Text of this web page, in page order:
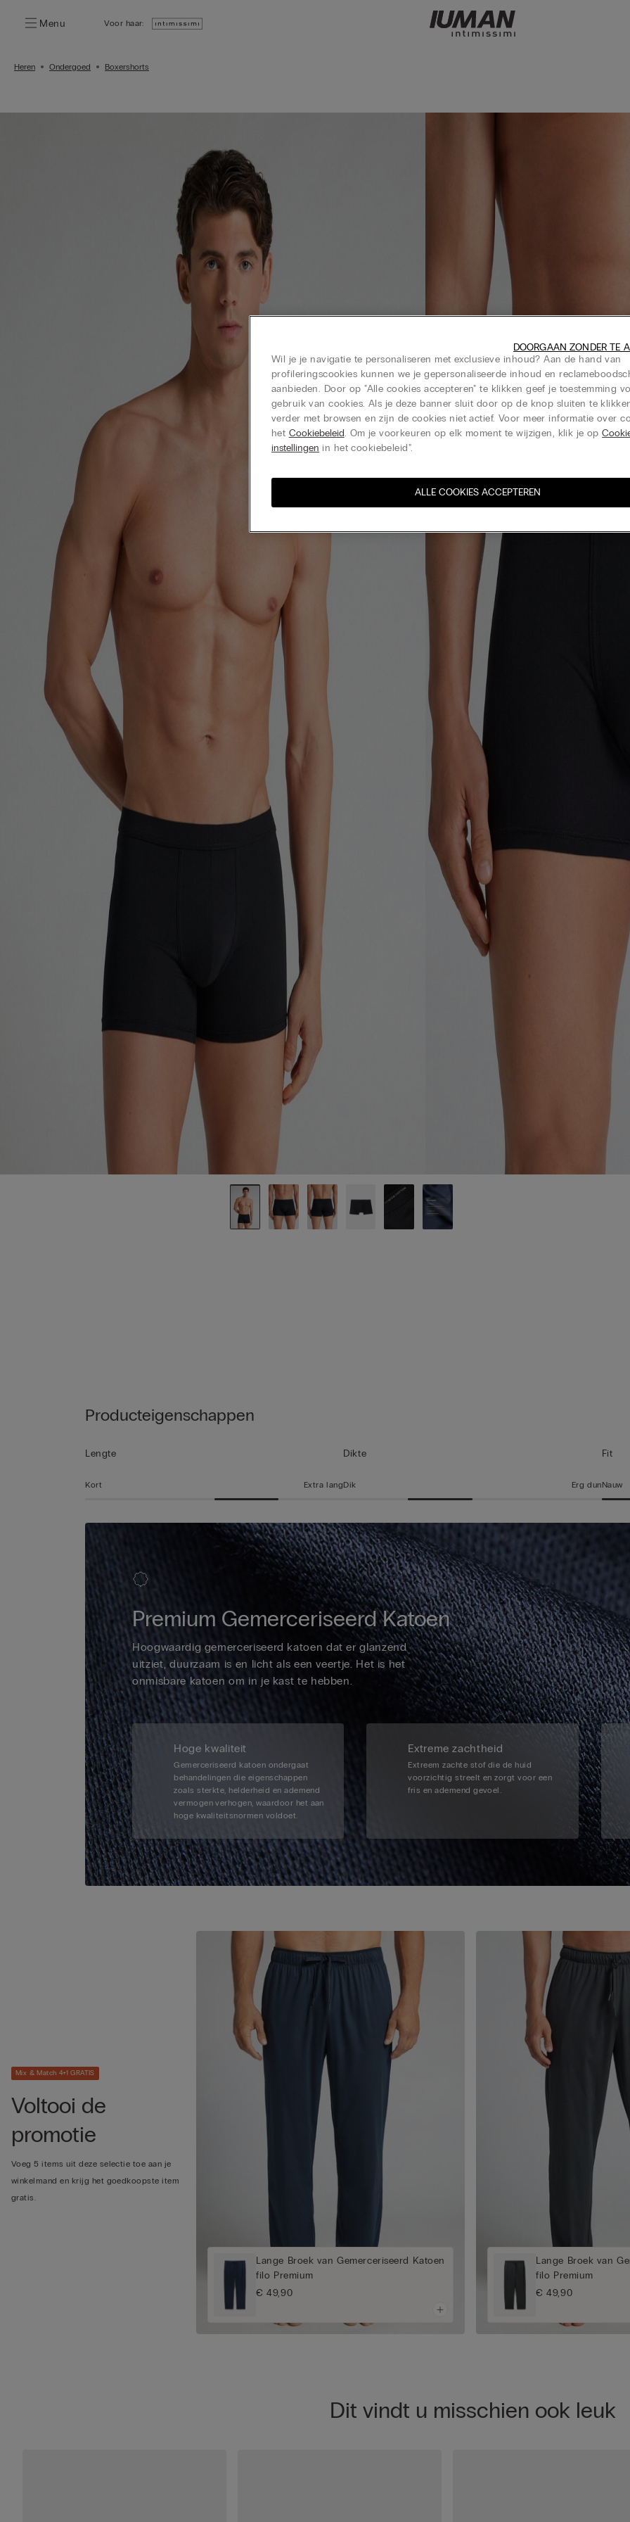
Menu Voor haar:
Heren Ondergoed Boxershorts
Producteigenschappen
Lengte
Kort Extra lang
Dikte
Dik Erg dun
Fit
Nauw
Premium Gemerceriseerd Katoen
Hoogwaardig gemerceriseerd katoen dat er glanzend
uitziet, duurzaam is en licht als een veertje. Het is het
onmisbare katoen om in je kast te hebben.
Hoge kwaliteit
Gemerceriseerd katoen ondergaat
behandelingen die eigenschappen
zoals sterkte, helderheid en ademend
vermogen verhogen, waardoor het aan
hoge kwaliteitsnormen voldoet.
Extreme zachtheid
Extreem zachte stof die de huid
voorzichtig streelt en zorgt voor een
fris en ademend gevoel.
Mix & Match 4+1 GRATIS
Voltooi de
promotie
Voeg 5 items uit deze selectie toe aan je
winkelmand en krijg het goedkoopste item
gratis.
Lange Broek van Gemerceriseerd Katoen
filo Premium
€ 49,90
Lange Broek van
filo Premium
€ 49,90
Dit vindt u misschien ook leuk
Wil je je navigatie te personaliseren met exclusieve inhoud? Aan de hand van
profileringscookies kunnen we je gepersonaliseerde inhoud en
aanbieden. Door op "Alle cookies accepteren" te klikken geef je toestemming
gebruik van cookies. Als je deze banner sluit door op de knop sluiten te
verder met browsen en zijn de cookies niet actief. Voor meer informatie over
het Cookiebeleid. Om je voorkeuren op elk moment te wijzigen, klik je op
instellingen in het cookiebeleid".
ALLE COOKIES ACCEPTEREN
DOORGAAN ZONDER TE